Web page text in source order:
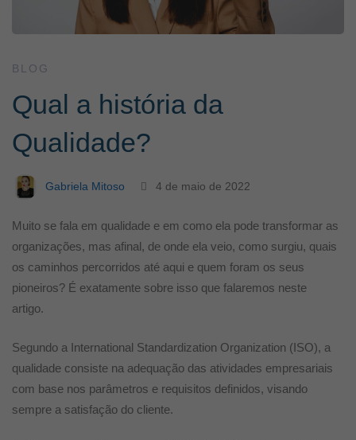
da
Qualidade?
BLOG
Qual a história da
Qualidade?
Gabriela Mitoso 4 de maio de 2022
Muito se fala em qualidade e em como ela pode transformar as
organizações, mas afinal, de onde ela veio, como surgiu, quais
os caminhos percorridos até aqui e quem foram os seus
pioneiros? É exatamente sobre isso que falaremos neste
artigo.
Segundo a International Standardization Organization (ISO), a
qualidade consiste na adequação das atividades empresariais
com base nos parâmetros e requisitos definidos, visando
sempre a satisfação do cliente.